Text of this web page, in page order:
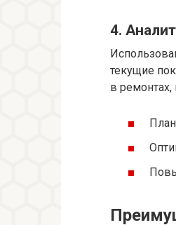
4.
текущие
в ремонтах,